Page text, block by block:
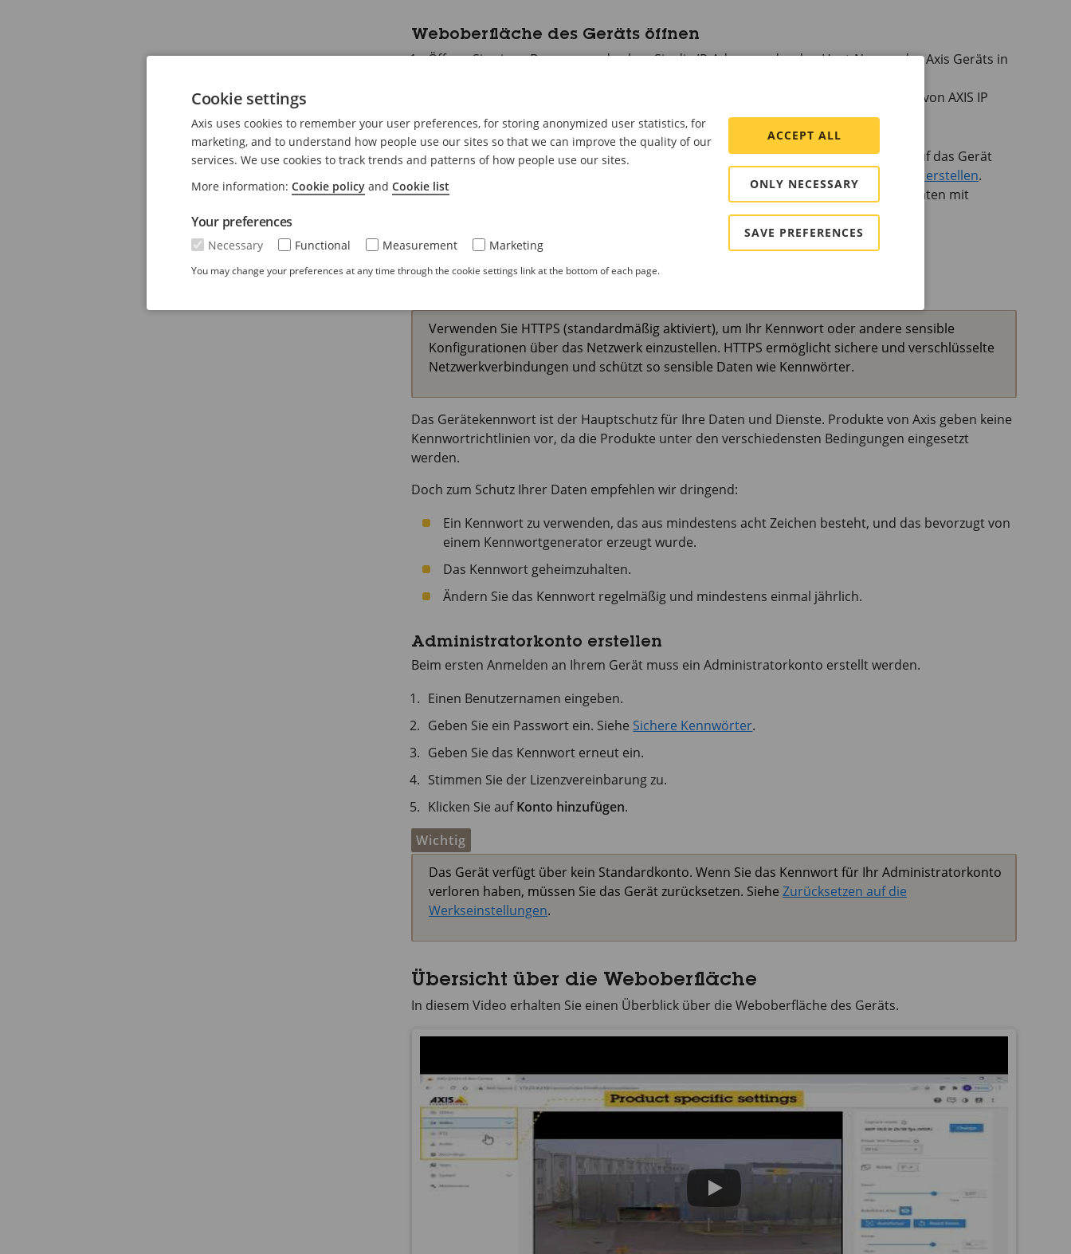
Weboberfläche des Geräts öffnen
Öffnen Sie einen Browser, und geben Sie die IP-Adresse oder den Host-Namen des Axis Geräts in
Wenn Sie die IP-Adresse nicht gehen, ermitteln Sie das Gerät im Netzwerk mithilfe von AXIS IP
Utility oder
AXIS Device
Geben Sie den Benutzernamen und das Kennwort ein. Wenn Sie zum ersten Mal auf das Gerät
Administratorkonto erstellen.
Eine Beschreibung aller Funktionen und Einstellungen in der Weboberfläche von Geräten mit
Hilfe zur Weboberfläche von AXIS OS.
Verwenden Sie HTTPS (standardmäßig aktiviert), um Ihr Kennwort oder andere sensible
Konfigurationen über das Netzwerk einzustellen. HTTPS ermöglicht sichere und verschlüsselte
Netzwerkverbindungen und schützt so sensible Daten wie Kennwörter.
Das Gerätekennwort ist der Hauptschutz für Ihre Daten und Dienste. Produkte von Axis geben keine
Kennwortrichtlinien vor, da die Produkte unter den verschiedensten Bedingungen eingesetzt
werden.
Doch zum Schutz Ihrer Daten empfehlen wir dringend:
Ein Kennwort zu verwenden, das aus mindestens acht Zeichen besteht, und das bevorzugt von
einem Kennwortgenerator erzeugt wurde.
Das Kennwort geheimzuhalten.
Ändern Sie das Kennwort regelmäßig und mindestens einmal jährlich.
Administratorkonto erstellen
Beim ersten Anmelden an Ihrem Gerät muss ein Administratorkonto erstellt werden.
Einen Benutzernamen eingeben.
Geben Sie ein Passwort ein. Siehe Sichere Kennwörter.
Geben Sie das Kennwort erneut ein.
Stimmen Sie der Lizenzvereinbarung zu.
Klicken Sie aufKonto hinzufügen.
Wichtig
Das Gerät verfügt über kein Standardkonto. Wenn Sie das Kennwort für Ihr Administratorkonto
verloren haben, müssen Sie das Gerät zurücksetzen. Siehe Zurücksetzen auf die
Werkseinstellungen.
Übersicht über die Weboberfläche
In diesem Video erhalten Sie einen Überblick über die Weboberfläche des Geräts.
Cookie settings
Axis uses cookies to remember your user preferences, for storing anonymized user statistics, for
marketing, and to understand how people use our sites so that we can improve the quality of our
services. We use cookies to track trends and patterns of how people use our sites.
More information: Cookie policy and Cookie list
Your preferences
Necessary Functional Measurement Marketing
You may change your preferences at any time through the cookie settings link at the bottom of each page.
ACCEPT ALL
ONLY NECESSARY
SAVE PREFERENCES